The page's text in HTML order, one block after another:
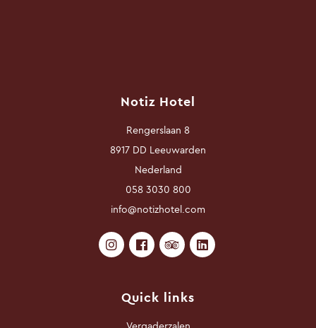
Notiz Hotel
Rengerslaan 8
8917 DD Leeuwarden
Nederland
058 3030 800
info@notizhotel.com
Quick links